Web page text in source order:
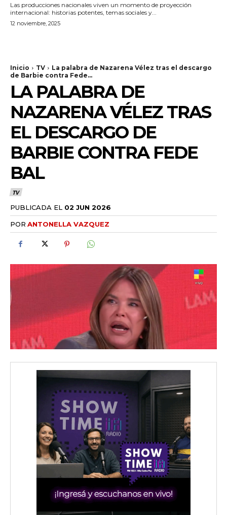
Las producciones nacionales viven un momento de proyección
internacional: historias potentes, temas sociales y...
12 noviembre, 2025